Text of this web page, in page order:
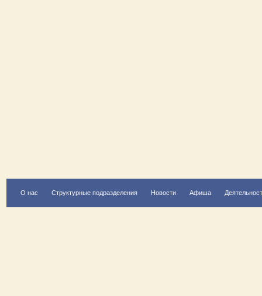
О нас Структурные подразделения Новости Афиша